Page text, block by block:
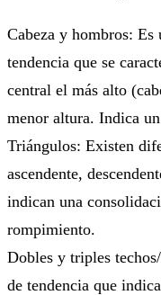
Cabeza y hombros:
tendencia que se
central el más alto
menor altura. Indica
Triángulos: Existen
ascendente,
indican una
rompimiento.
Dobles y triples
de tendencia que